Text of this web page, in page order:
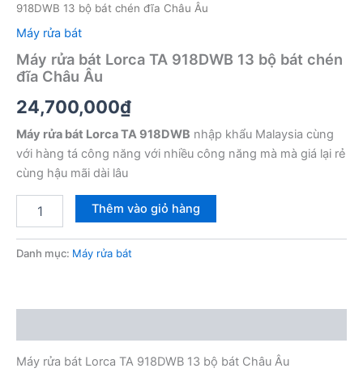
918DWB 13 bộ bát chén đĩa Châu Âu
Máy rửa bát
Máy rửa bát Lorca TA 918DWB 13 bộ bát chén
đĩa Châu Âu
24,700,000₫
Máy rửa bát Lorca TA 918DWB nhập khẩu Malaysia cùng
với hàng tá công năng với nhiều công năng mà mà giá lại rẻ
cùng hậu mãi dài lâu
Lorca
đĩa
Thêm vào giỏ hàng
Danh mục: Máy rửa bát
Máy rửa bát Lorca TA 918DWB 13 bộ bát Châu Âu